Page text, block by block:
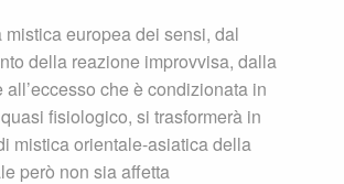
mistica europea dei sensi, dal
della reazione improvvisa, dalla
all’eccesso che è condizionata in
fisiologico, si trasformerà in
mistica orientale-asiatica della
però non sia affetta